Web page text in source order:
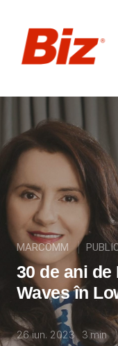
MARCOMM
30 de ani
Waves în
26 iun. 2023 3 min